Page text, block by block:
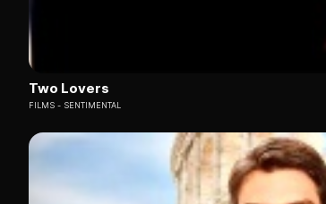
Two Lovers
FILMS SENTIMENTAL